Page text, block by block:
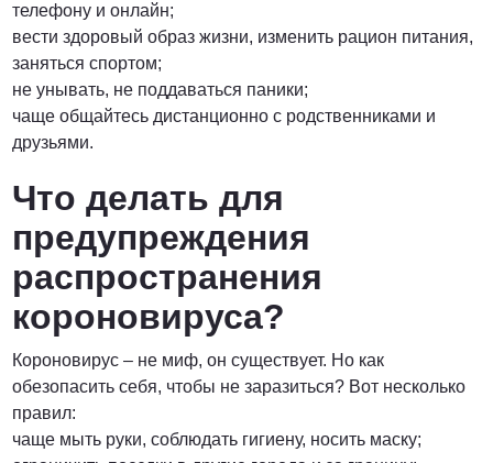
телефону и онлайн;
вести здоровый образ жизни, изменить рацион питания,
заняться спортом;
не унывать, не поддаваться паники;
чаще общайтесь дистанционно с родственниками и
друзьями.
Что делать для
предупреждения
распространения
короновируса?
Короновирус – не миф, он существует. Но как
обезопасить себя, чтобы не заразиться? Вот несколько
правил:
чаще мыть руки, соблюдать гигиену, носить маску;